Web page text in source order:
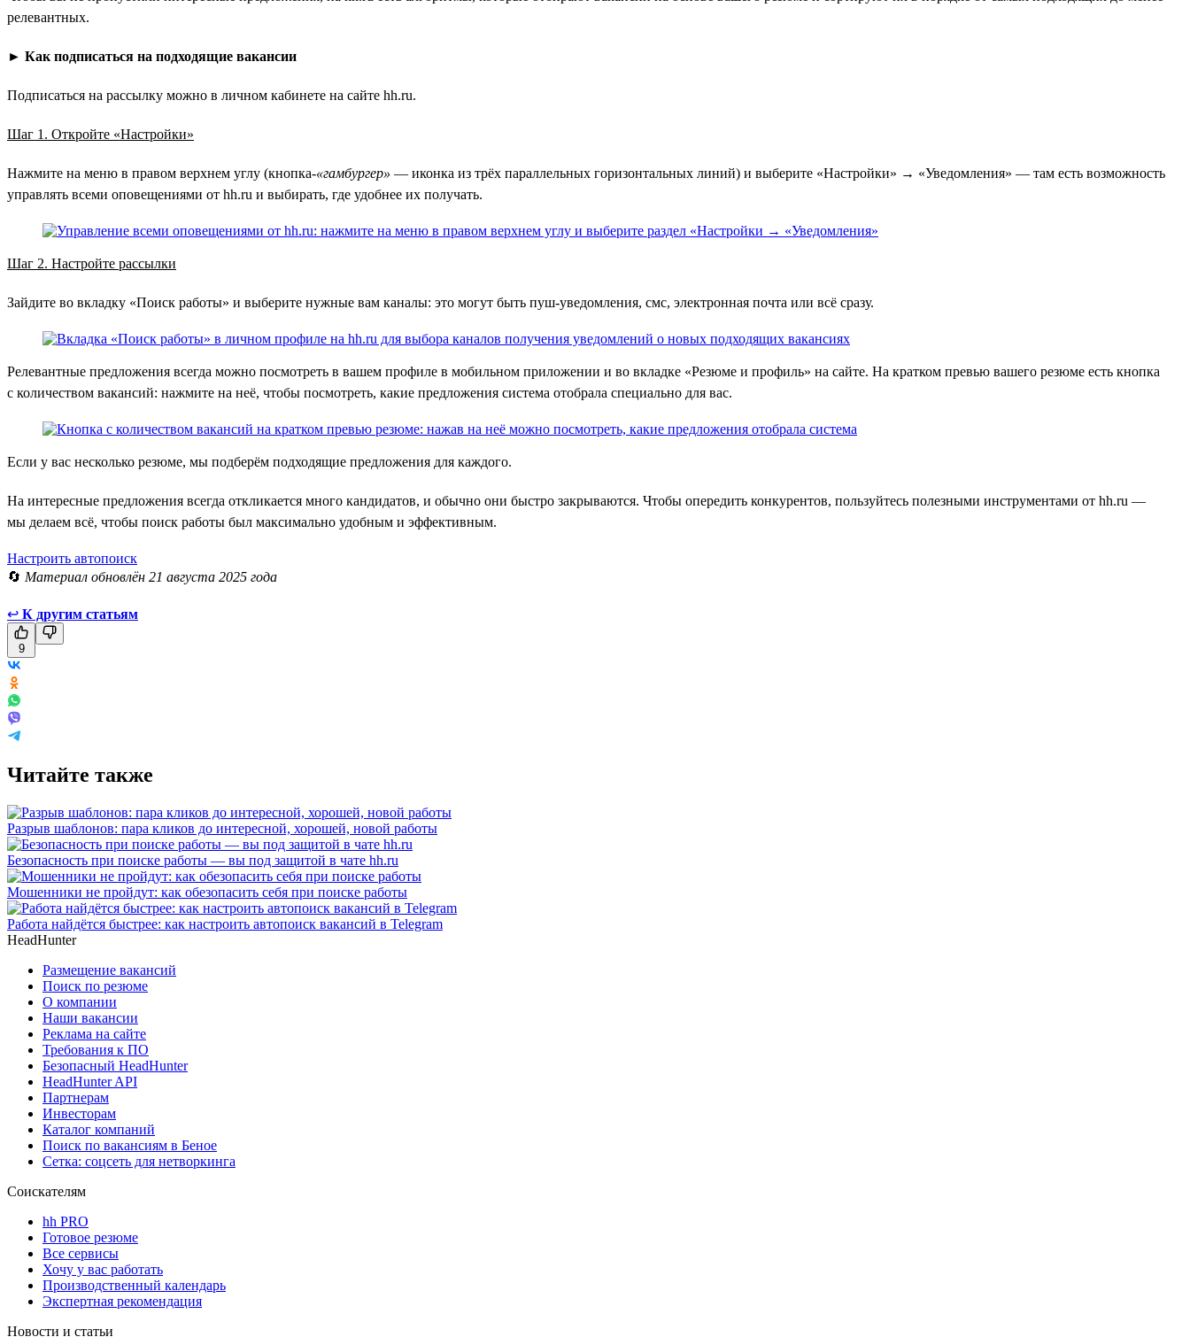
релевантных.
► Как подписаться на подходящие вакансии
Подписаться на рассылку можно в личном кабинете на сайте hh.ru.
Шаг 1. Откройте «Настройки»
Нажмите на меню в правом верхнем углу (кнопка-«гамбургер» — иконка из трёх параллельных горизонтальных линий) и выберите «Настройки» → «Уведомления» — там есть возможность
управлять всеми оповещениями от hh.ru и выбирать, где удобнее их получать.
Шаг 2. Настройте рассылки
Зайдите во вкладку «Поиск работы» и выберите нужные вам каналы: это могут быть пуш-уведомления, смс, электронная почта или всё сразу.
Релевантные предложения всегда можно посмотреть в вашем профиле в мобильном приложении и во вкладке «Резюме и профиль» на сайте. На кратком превью вашего резюме есть кнопка
с количеством вакансий: нажмите на неё, чтобы посмотреть, какие предложения система отобрала специально для вас.
Если у вас несколько резюме, мы подберём подходящие предложения для каждого.
На интересные предложения всегда откликается много кандидатов, и обычно они быстро закрываются. Чтобы опередить конкурентов, пользуйтесь полезными инструментами от hh.ru —
мы делаем всё, чтобы поиск работы был максимально удобным и эффективным.
Настроить автопоиск
🔄 Материал обновлён 21 августа 2025 года
↩ К другим статьям
9
Читайте также
Разрыв шаблонов: пара кликов до интересной, хорошей, новой работы
Безопасность при поиске работы — вы под защитой в чате hh.ru
Мошенники не пройдут: как обезопасить себя при поиске работы
Работа найдётся быстрее: как настроить автопоиск вакансий в Telegram
HeadHunter
Размещение вакансий
Поиск по резюме
О компании
Наши вакансии
Реклама на сайте
Требования к ПО
Безопасный HeadHunter
HeadHunter API
Партнерам
Инвесторам
Каталог компаний
Поиск по вакансиям в Беное
Сетка: соцсеть для нетворкинга
Соискателям
hh PRO
Готовое резюме
Все сервисы
Хочу у вас работать
Производственный календарь
Экспертная рекомендация
Новости и статьи